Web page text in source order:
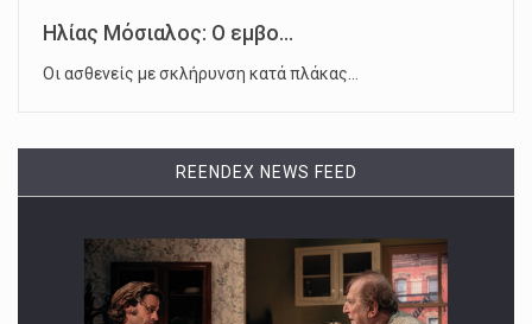
Ηλίας Μόσιαλος: Ο εμβο...
Οι ασθενείς με σκλήρυνση κατά πλάκας…
REENDEX NEWS FEED